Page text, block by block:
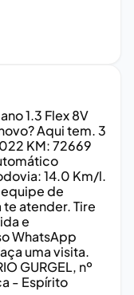
1.3 Flex 8V
Aqui tem. 3
KM: 72669
14.0 Km/l.
de
atender. Tire
e
WhatsApp
uma visita.
GURGEL, nº
- Espírito